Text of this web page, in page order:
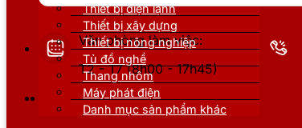
Văn phòng làm việc:
T2 - T7 (8h00 - 17h45)
Thiết bị điện lạnh
Thiết bị xây dựng
Thiết bị nông nghiệp
Tủ đồ nghề
Thang nhôm
Máy phát điện
Danh mục sản phẩm khác